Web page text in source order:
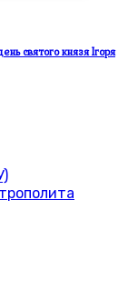
святого князя Ігоря